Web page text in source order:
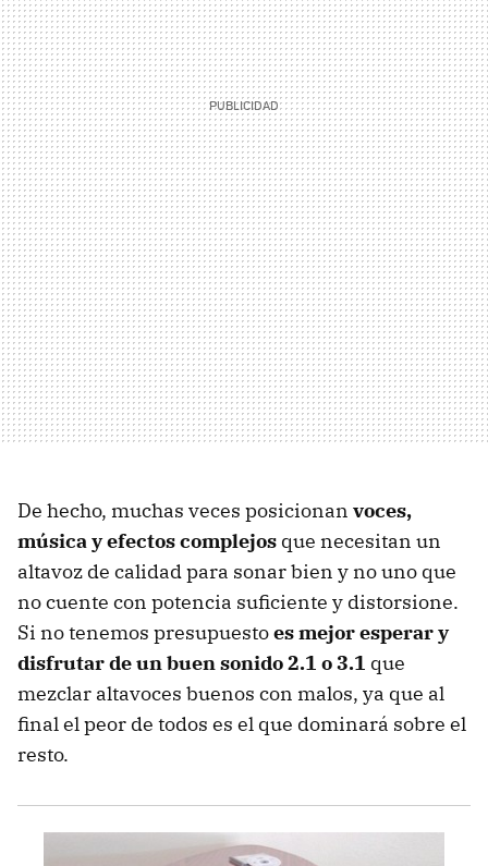
De hecho, muchas veces posicionan voces,
música y efectos complejos que necesitan un
altavoz de calidad para sonar bien y no uno que
no cuente con potencia suficiente y distorsione.
Si no tenemos presupuestoes mejor esperar y
disfrutar de unbuen sonido 2.1 o 3.1 que
mezclar altavoces buenos con malos, ya que al
final el peor de todos es el que dominará sobre el
resto.